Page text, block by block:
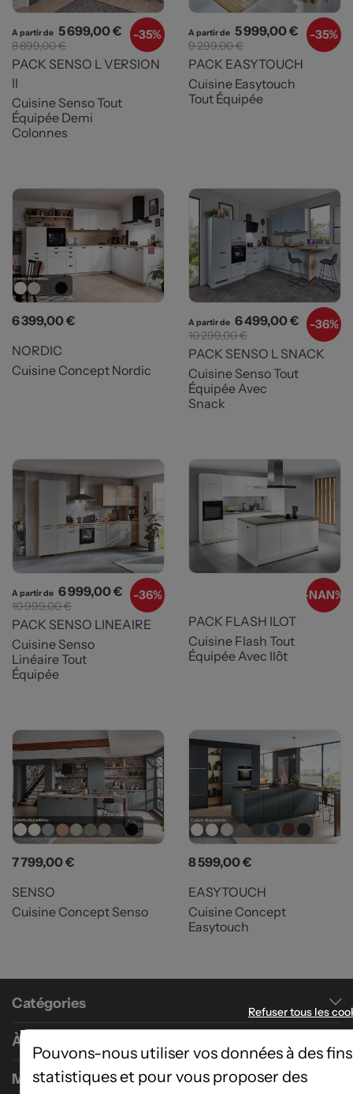
-35%
A partir de Prix
5 699,00 € Prix de base
8 899,00 €
PACK SENSO L VERSION
II
Cuisine Senso Tout
Équipée Demi
Colonnes
-35%
A partir de Prix
5 999,00 € Prix de
9 299,00 €
PACK EASYTOUCH
Cuisine Easytouch
Tout Équipée
Prix
6 399,00 €
NORDIC
Cuisine Concept Nordic
-36%
A partir de Prix
6 499,00 € Prix de
10 299,00 €
PACK SENSO L SNACK
Cuisine Senso Tout
Équipée Avec
Snack
-36%
A partir de Prix
6 999,00 € Prix de base
10 999,00 €
PACK SENSO LINEAIRE
Cuisine Senso
Linéaire Tout
Équipée
-NAN%
PACK FLASH ILOT
Cuisine Flash Tout
Équipée Avec Ilôt
Prix
7 799,00 €
SENSO
Cuisine Concept Senso
Prix
8 599,00 €
EASYTOUCH
Cuisine Concept
Easytouch
Catégories
À propos
Magasins
Refuser tous les
Pouvons-nous utiliser vos données à des fins
statistiques et pour vous proposer des